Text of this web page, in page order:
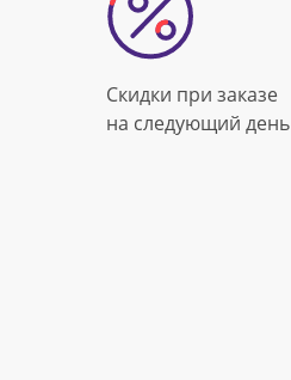
Скидки при заказе
на следующий день